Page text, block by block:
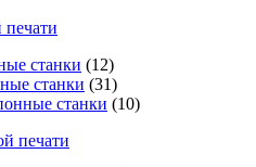
станки (12)
станки (31)
станки (10)
печати